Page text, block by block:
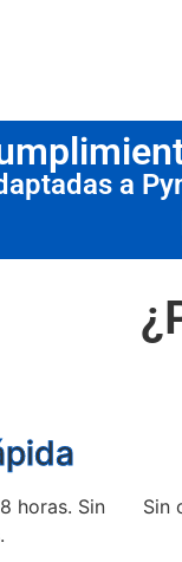
a
horas. Sin
Sin